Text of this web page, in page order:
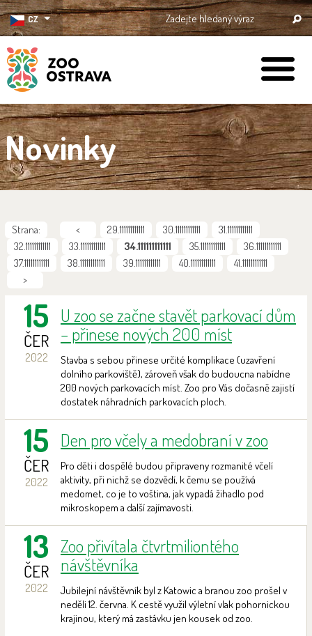
CZ
ZOO Ostrava
Novinky
Strana: < 29.111111111111 30.111111111111
31.111111111111
32.111111111111
33.111111111111 34.111111111111 35.111111111111
36.111111111111
37.111111111111
38.111111111111 39.111111111111 40.111111111111
41.111111111111
>
15
ČER
2022
U zoo se začne stavět parkovací dům
– přinese nových 200 míst
Stavba s sebou přinese určité komplikace (uzavření
dolního parkoviště), zároveň však do budoucna nabídne
200 nových parkovacích míst. Zoo pro Vás dočasně zajistí
dostatek náhradních parkovacích ploch.
15
ČER
2022
Den pro včely a medobraní v zoo
Pro děti i dospělé budou připraveny rozmanité včelí
aktivity, při nichž se dozvědí, k čemu se používá
medomet, co je to voština, jak vypadá žihadlo pod
mikroskopem a další zajímavosti.
13
ČER
2022
Zoo přivítala čtvrtmiliontého
návštěvníka
Jubilejní návštěvník byl z Katowic a branou zoo prošel v
neděli 12. června. K cestě využil výletní vlak pohornickou
krajinou, který má zastávku jen kousek od zoo.